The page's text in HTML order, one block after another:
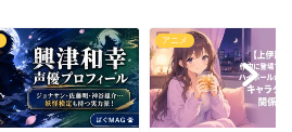
アニメ